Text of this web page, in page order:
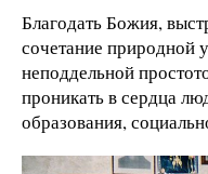
Благодать Божия,
сочетание природной
неподдельной
проникать в сердца
образования,